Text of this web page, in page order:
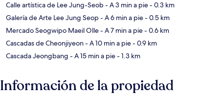
Calle artística de Lee Jung-Seob- A 3 min a pie- 0.3 km
Galería de Arte Lee Jung Seop- A 6 min a pie- 0.5 km
Mercado Seogwipo Maeil Olle- A 7 min a pie- 0.6 km
Cascadas de Cheonjiyeon- A 10 min a pie- 0.9 km
Cascada Jeongbang - A 15 min a pie- 1.3 km
Información de la propiedad